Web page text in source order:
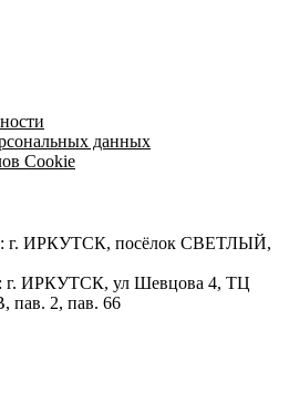
данных
Cookie
г. ИРКУТСК, посёлок СВЕТЛЫЙ,
г. ИРКУТСК, ул Шевцова 4, ТЦ
2, пав. 66